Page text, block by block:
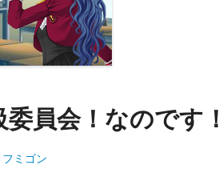
員会！なのです！
フミゴン